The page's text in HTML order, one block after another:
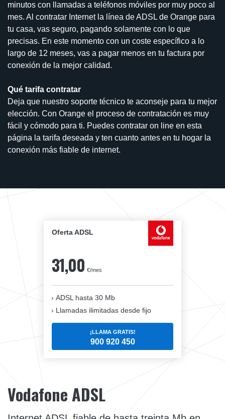
minutos con llamadas a teléfonos móviles por muy poco al
mes. Al contratar Internet la línea de ADSL de Orange para
tu casa, vas seguro, pagando solamente con lo que
precisas. En este momento con un coste específico a lo
largo de 12 meses, vas a pagar menos en tu factura por
conexión de la mejor calidad.
Qué tarifa contratar
Deja que nuestro soporte técnico te aconseje para tu mejor
elección. Con Orange el proceso de contratación es muy
fácil y cómodo para ti. Puedes contratar on line en esta
página la tarifa deseada y ten cuanto antes en tu hogar la
conexión más fiable de internet.
Oferta ADSL
31,00 €/mes
ADSL hasta 30 Mb
Llamadas ilimitadas desde fijo
¡LLAMA GRATIS!
900 920 450
Vodafone ADSL